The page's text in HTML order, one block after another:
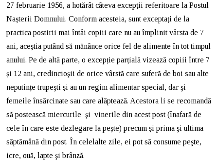
27 februarie 1956, a hotărât câteva excepții referitoare la Postul
Nașterii Domnului. Conform acesteia, sunt exceptați de la
practica postirii mai întâi copiii care nu au împlinit vârsta de 7
ani, aceștia putând să mănânce orice fel de alimente în tot timpul
anului. Pe de altă parte, o excepție parțială vizează copiii între 7
și 12 ani, credincioşii de orice vârstă care suferă de boi sau alte
neputințe trupeşti și au un regim alimentar special, dar şi
femeile însărcinate sau care alăptează. Acestora li se recomandă
să postească miercurile şi vinerile din acest post (înafară de
cele în care este dezlegare la pește) precum și prima şi ultima
săptămână din post. În celelalte zile, ei pot să consume peşte,
icre, ouă, lapte şi brânză.